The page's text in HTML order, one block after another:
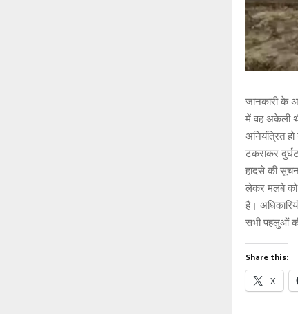
जानकारी के
में वह अकेली
अनियंत्रित
टकराकर
हादसे की
लेकर मलबे को
है।
सभी पहलुओं
Share this:
X